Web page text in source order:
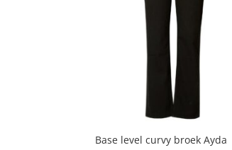
Base level curvy broek Ayda